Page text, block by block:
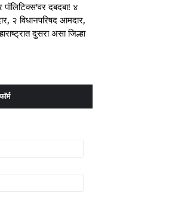
पॉलिटिक्स'वर दबदबा! ४
२ विधानपरिषद आमदार,
दुसरा असा जिल्हा